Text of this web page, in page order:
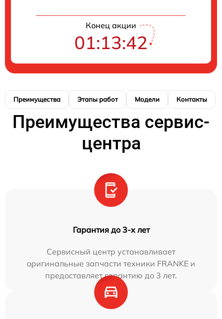
Конец акции
01:13:42
Преимущества Этапы работ Модели Контакты
Преимущества сервис-
центра
Гарантия до 3-х лет
Сервисный центр устанавливает
оригинальные запчасти техники FRANKE и
предоставляет гарантию до 3 лет.